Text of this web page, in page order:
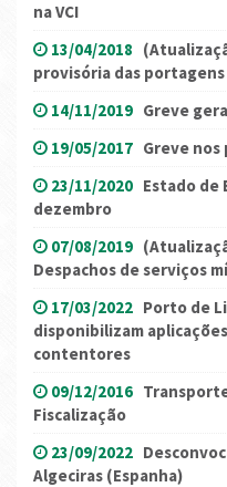
na VCI
13/04/2018
provisória das portagens
14/11/2019 Greve
19/05/2017 Greve
23/11/2020 Estado de
dezembro
07/08/2019
Despachos de serviços
17/03/2022 Porto de
disponibilizam
contentores
09/12/2016
Fiscalização
23/09/2022
Algeciras (Espanha)